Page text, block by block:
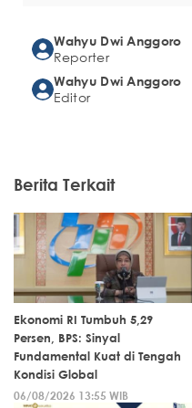
Wahyu Dwi Anggoro
Reporter
Wahyu Dwi Anggoro
Editor
Berita Terkait
Ekonomi RI Tumbuh 5,29
Persen, BPS: Sinyal
Fundamental Kuat di Tengah
Kondisi Global
06/08/2026 13:55 WIB